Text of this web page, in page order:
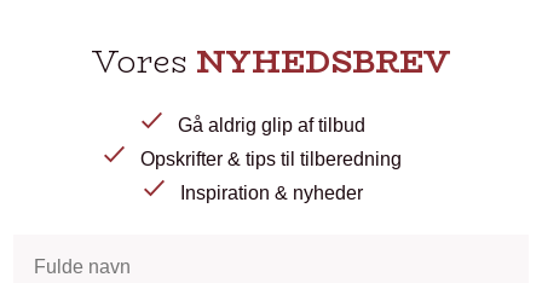
Vores NYHEDSBREV
Gå aldrig glip af tilbud
Opskrifter & tips til tilberedning
Inspiration & nyheder